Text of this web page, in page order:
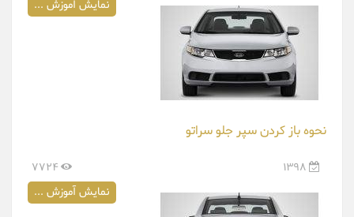
نمایش آموزش ...
نحوه باز کردن سپر جلو سراتو
1398
7724
نمایش آموزش ...